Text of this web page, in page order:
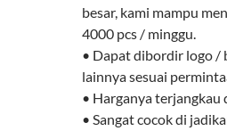
besar, kami mampu
4000 pcs / minggu.
• Dapat dibordir logo /
lainnya sesuai
• Harganya terjangkau
• Sangat cocok di